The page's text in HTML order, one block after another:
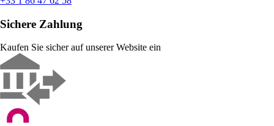
Sichere Zahlung
Kaufen Sie sicher auf unserer Website ein